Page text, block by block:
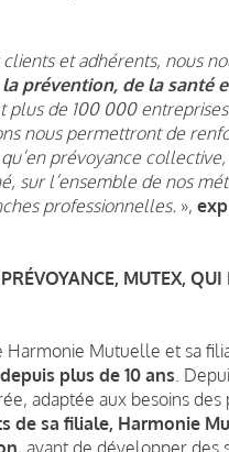
et adhérents, nous
prévention, de la santé
de 100 000
nous permettront de
prévoyance
sur l’ensemble de nos
professionnelles. »,
MUTEX,
Harmonie Mutuelle et sa
plus de 10 ans .
adaptée aux besoins des
de sa filiale, Harmonie
, avant de développer des